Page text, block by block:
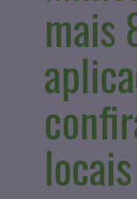
mais